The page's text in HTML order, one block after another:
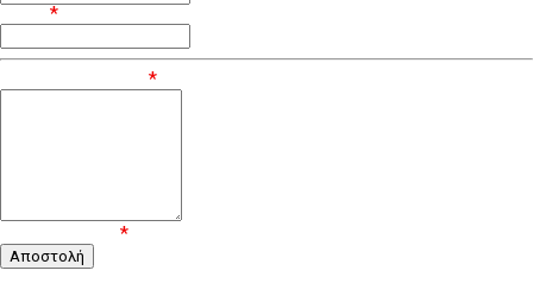
*
*
*